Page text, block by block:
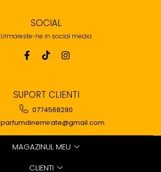
SOCIAL
Urmareste-ne in social media
SUPORT CLIENTI
0774568290
parfumdinemirate@gmail.com
MAGAZINUL MEU
CLIENTI